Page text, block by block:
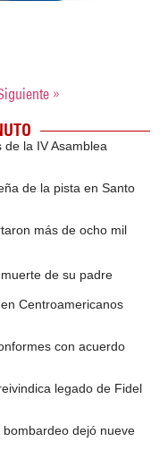
»
la IV Asamblea
de la pista en Santo
más de ocho mil
de su padre
Centroamericanos
con acuerdo
legado de Fidel
dejó nueve